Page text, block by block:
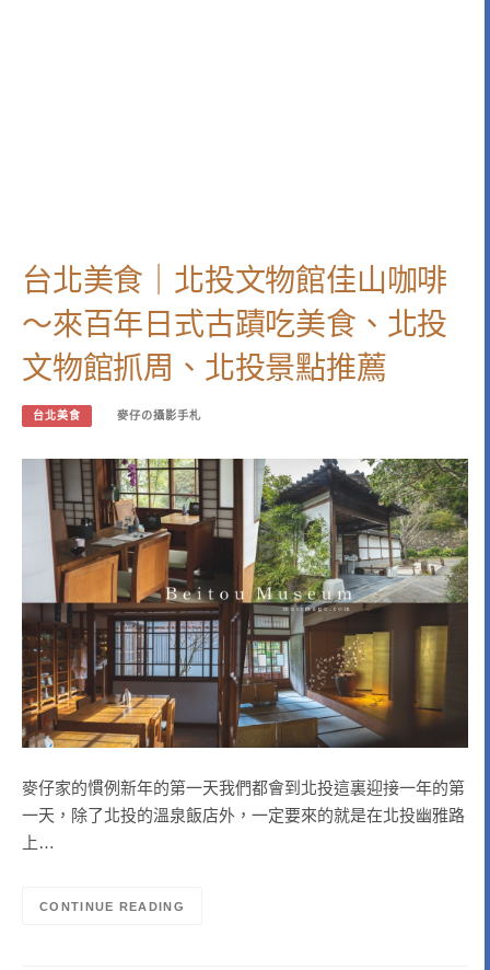
台北美食｜北投文物館佳山咖啡
～來百年日式古蹟吃美食、北投
文物館抓周、北投景點推薦
台北美食 麥仔の攝影手札
麥仔家的慣例新年的第一天我們都會到北投這裏迎接一年的第
一天，除了北投的溫泉飯店外，一定要來的就是在北投幽雅路
上…
CONTINUE READING